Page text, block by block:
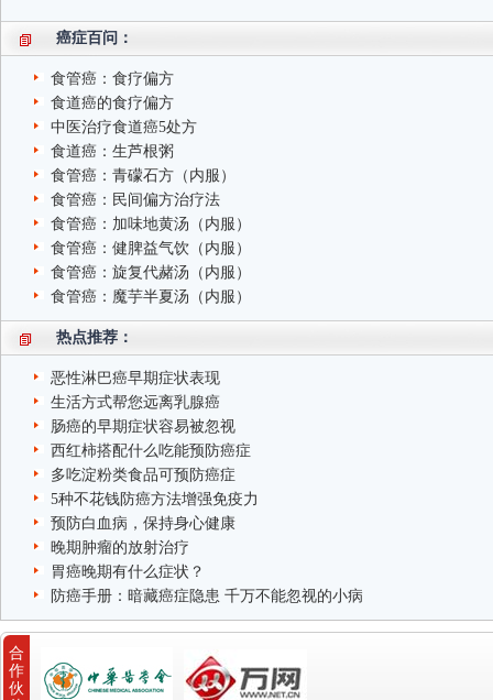
癌症百问：
食管癌：食疗偏方
食道癌的食疗偏方
中医治疗食道癌5处方
食道癌：生芦根粥
食管癌：青礞石方（内服）
食管癌：民间偏方治疗法
食管癌：加味地黄汤（内服）
食管癌：健脾益气饮（内服）
食管癌：旋复代赭汤（内服）
食管癌：魔芋半夏汤（内服）
热点推荐：
恶性淋巴癌早期症状表现
生活方式帮您远离乳腺癌
肠癌的早期症状容易被忽视
西红柿搭配什么吃能预防癌症
多吃淀粉类食品可预防癌症
5种不花钱防癌方法增强免疫力
预防白血病，保持身心健康
晚期肿瘤的放射治疗
胃癌晚期有什么症状？
防癌手册：暗藏癌症隐患 千万不能忽视的小病
合
作
伙